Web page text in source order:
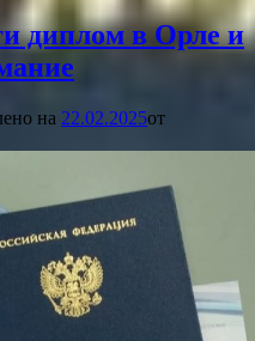
диплом в Орле и
на 22.02.2025от